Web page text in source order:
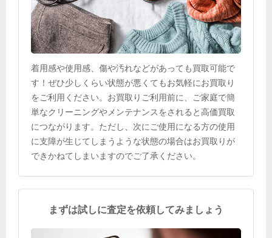
着用感や使用感、傷や汚れなどがあっても買取可能で
す！ぜひ少しくらい状態が悪くてもお気軽にお買取り
をご利用ください。お買取りご利用前に、ご家庭で簡
単なクリーニングやメンテナンスをされると高価買取
につながります。ただし、次にご使用になる方の使用
に支障が生じてしまうような状態の場合はお買取りが
できかねてしまいますのでご了承ください。
まずは試しに査定を依頼してみましょう